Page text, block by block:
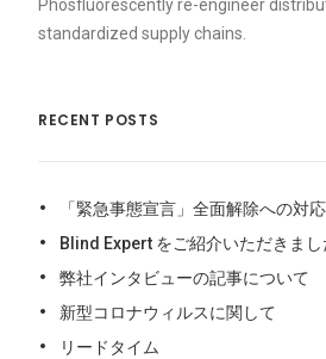
Phosfluorescently re-engineer
standardized supply chains.
RECENT POSTS
「緊急事態宣言」全面解除への対応
Blind Expert をご紹介いただきまし
弊社インタビューの記事について
新型コロナウィルスに関して
リードタイム